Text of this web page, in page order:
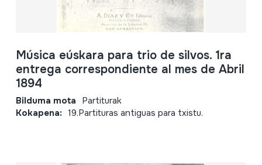
Música eúskara para trio de silvos. 1ra
entrega correspondiente al mes de Abril
1894
Bilduma mota Partiturak
Kokapena: 19.Partituras antiguas para txistu.